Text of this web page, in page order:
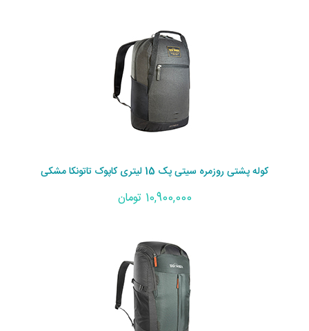
کوله پشتی روزمره سیتی پک 15 لیتری کاپوک تاتونکا مشکی
10,900,000 تومان